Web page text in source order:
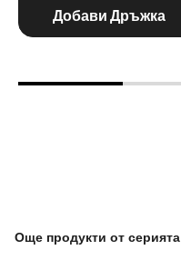
Добави Дръжка
Още продукти от серията